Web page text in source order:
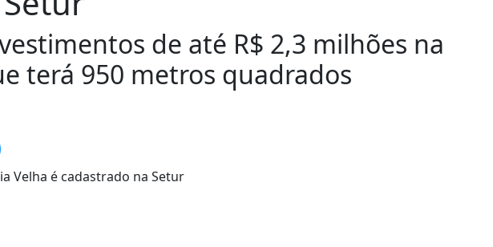
de até R$ 2,3 milhões na
terá 950 metros quadrados